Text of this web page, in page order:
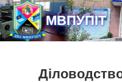
МВПУПІТ